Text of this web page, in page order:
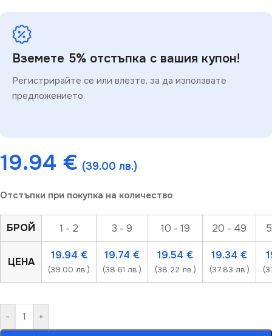
Вземете 5% отстъпка с вашия купон!
Регистрирайте се или влезте, за да използвате
предложението.
19.94 € (39.00 лв.)
Отстъпки при покупка на количество
БРОЙ 1 - 2 3 - 9 10 - 19 20 - 49
ЦЕНА
19.94 €
(39.00 лв.)
19.74 €
(38.61 лв.)
19.54 €
(38.22 лв.)
19.34 €
(37.83 лв.)
- +